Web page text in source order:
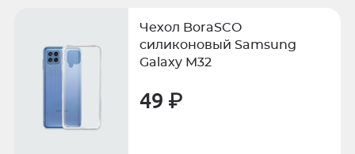
Чехол BoraSCO
силиконовый Samsung
Galaxy M32
49 ₽